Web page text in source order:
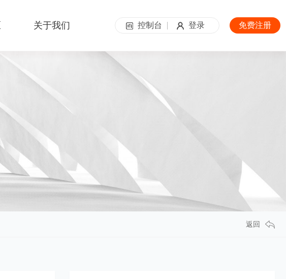
关于我们 控制台 登录 免费注册
返回